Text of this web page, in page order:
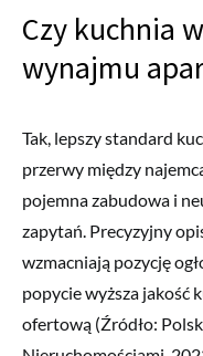
Czy kuchnia
wynajmu
Tak, lepszy standard
przerwy między
pojemna zabudowa i
zapytań. Precyzyjny
wzmacniają pozycję
popycie wyższa jakość
ofertową (Źródło: